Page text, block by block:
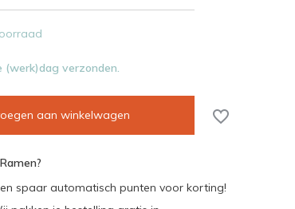
(werk)dag verzonden.
aan winkelwagen
spaar automatisch punten voor korting!